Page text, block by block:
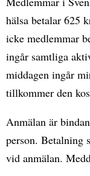
hälsa betalar 625
icke medlemmar
ingår samtliga
middagen ingår
tillkommer den
Anmälan är
person. Betalning
vid anmälan.